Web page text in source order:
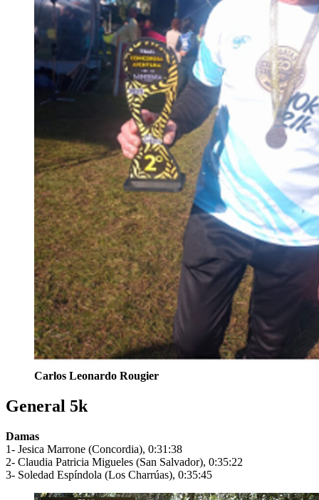
Carlos Leonardo Rougier
General 5k
Damas
1- Jesica Marrone (Concordia), 0:31:38
2- Claudia Patricia Migueles (San Salvador), 0:35:22
3- Soledad Espíndola (Los Charrúas), 0:35:45